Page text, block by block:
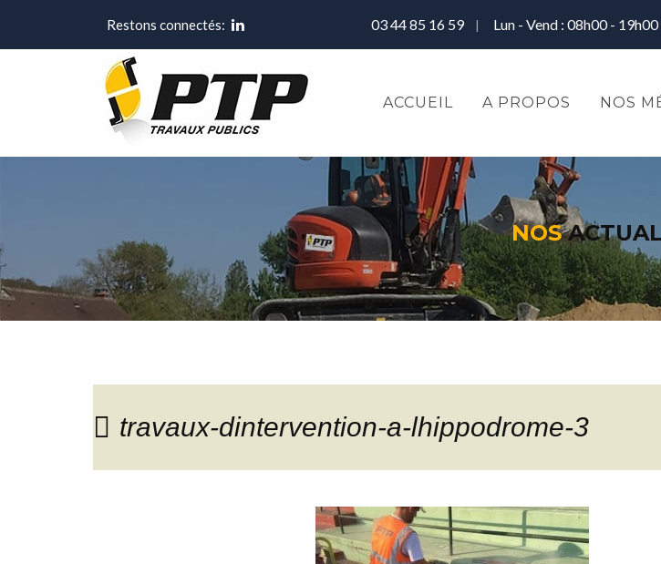
Restons connectés: 03 44 85 16 59| Lun - Vend : 08h00 -
ACCUEIL A PROPOS NOS
NOS
travaux-dintervention-a-lhippodrome-3